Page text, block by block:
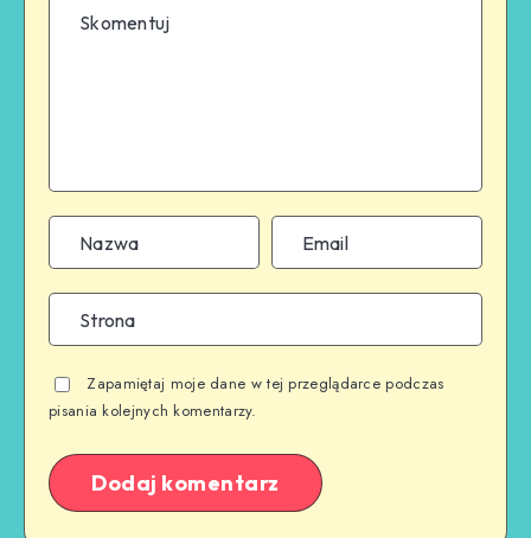
Zapamiętaj moje dane w tej przeglądarce podczas
pisania kolejnych komentarzy.